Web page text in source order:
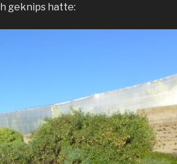
geknips hatte: